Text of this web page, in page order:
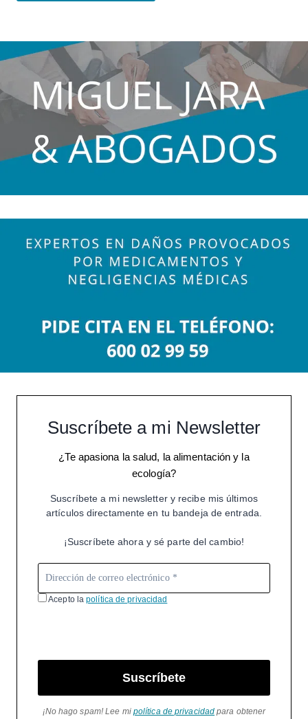
Suscríbete a mi Newsletter
¿Te apasiona la salud, la alimentación y la
ecología?
Suscríbete a mi newsletter y recibe mis últimos
artículos directamente en tu bandeja de entrada.
¡Suscríbete ahora y sé parte del cambio!
Acepto lapolítica de privacidad
Suscríbete
¡No hago spam! Lee mi política de privacidad para obtener